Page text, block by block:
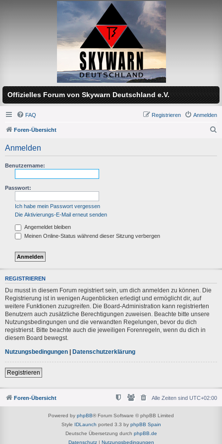
Offizielles Forum von Skywarn Deutschland e.V.
FAQ Anmelden
Registrieren
Foren-Übersicht
Anmelden
Benutzername:
Passwort:
Ich habe mein Passwort vergessen
Die Aktivierungs-E-Mail erneut senden
Angemeldet bleiben
Meinen Online-Status während dieser Sitzung verbergen
REGISTRIEREN
Du musst in diesem Forum registriert sein, um dich anmelden zu können. Die
Registrierung ist in wenigen Augenblicken erledigt und ermöglicht dir, auf
weitere Funktionen zuzugreifen. Die Board-Administration kann registrierten
Benutzern auch zusätzliche Berechtigungen zuweisen. Beachte bitte unsere
Nutzungsbedingungen und die verwandten Regelungen, bevor du dich
registrierst. Bitte beachte auch die jeweiligen Forenregeln, wenn du dich in
diesem Board bewegst.
Nutzungsbedingungen | Datenschutzerklärung
Registrieren
Foren-Übersicht Alle Zeiten sind UTC+02:00
Powered by phpBB® Forum Software © phpBB Limited
Style IDLaunch ported 3.3 by phpBB Spain
Deutsche Übersetzung durch phpBB.de
Datenschutz| Nutzungsbedingungen